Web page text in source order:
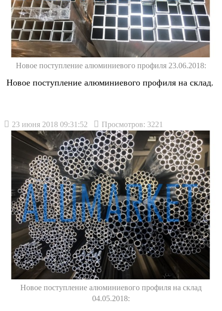
Новое поступление алюминиевого профиля 23.06.2018:
Новое поступление алюминиевого профиля на склад.
23 июня 2018 09:31:52 Просмотров: 3221
Новое поступление алюминиевого профиля на склад
04.05.2018: